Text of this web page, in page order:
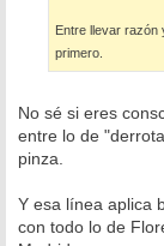
Entre llevar razón
primero.
No sé si eres
entre lo de
pinza.
Y esa línea aplica
con todo lo de